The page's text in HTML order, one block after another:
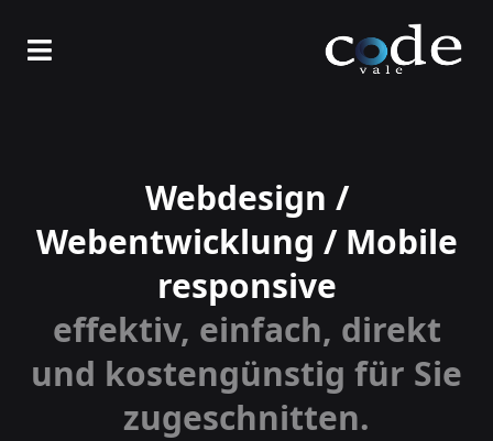
Webdesign /
Webentwicklung / Mobile
responsive
effektiv, einfach, direkt
und kostengünstig für Sie
zugeschnitten.